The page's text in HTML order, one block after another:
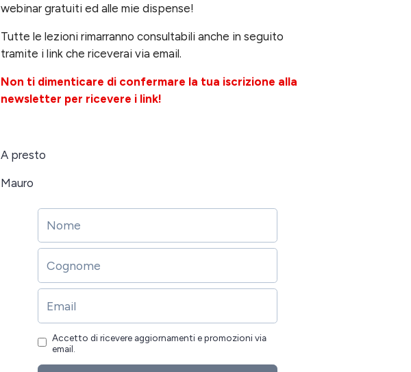
webinar gratuiti ed alle mie dispense!
Tutte le lezioni rimarranno consultabili anche in seguito
tramite i link che riceverai via email.
Non ti dimenticare di confermare la tua iscrizione alla
newsletter per ricevere i link!
A presto
Mauro
Accetto di ricevere aggiornamenti e promozioni via
email.